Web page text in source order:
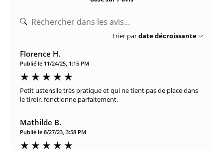
Trier pardate décroissante
Florence H.
Publié le 11/24/25, 1:15 PM
Petit ustensile très pratique et qui ne tient pas de place dans
le tiroir. fonctionne parfaitement.
Mathilde B.
Publié le 8/27/23, 3:58 PM